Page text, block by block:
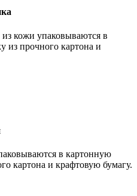
из кожи упаковываются в
из прочного картона и
в картонную
картона и крафтовую бумагу.